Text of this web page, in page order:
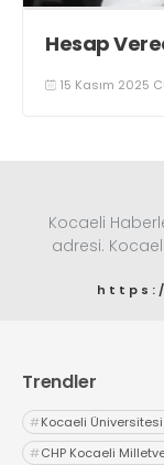
Hesap
15 Kasım 2025
Kocaeli
adresi.
Trendler
#Kocaeli
#CHP Kocaeli